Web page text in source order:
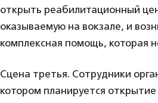
открыть реабилитационный
оказываемую на вокзале, и
комплексная помощь, которая
Сцена третья. Сотрудники
котором планируется